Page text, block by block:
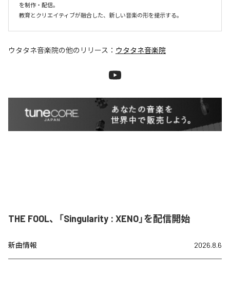
を制作・配信。
ウタタネ音楽院の他のリリース： ウタタネ音楽院
THE FOOL、「Singularity : XENO」を配信開始
新曲情報 2026.8.6